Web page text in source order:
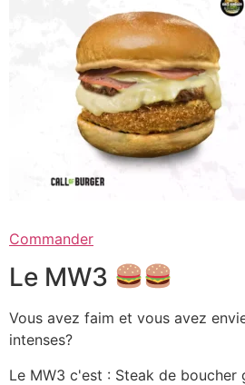
Commander
Le MW3
Vous avez faim et vous avez
intenses?
Le MW3 c'est : Steak de